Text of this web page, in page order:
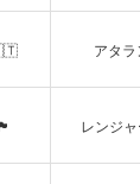
アタラ
🏴󠁧󠁢󠁳󠁣󠁴󠁿 レンジ